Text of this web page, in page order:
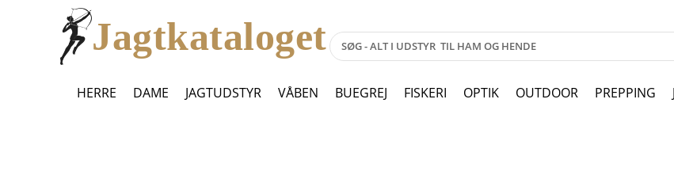
Jagtkataloget
HERRE DAME JAGTUDSTYR VÅBEN BUEGREJ FISKERI OPTIK OUTDOOR PREPPING